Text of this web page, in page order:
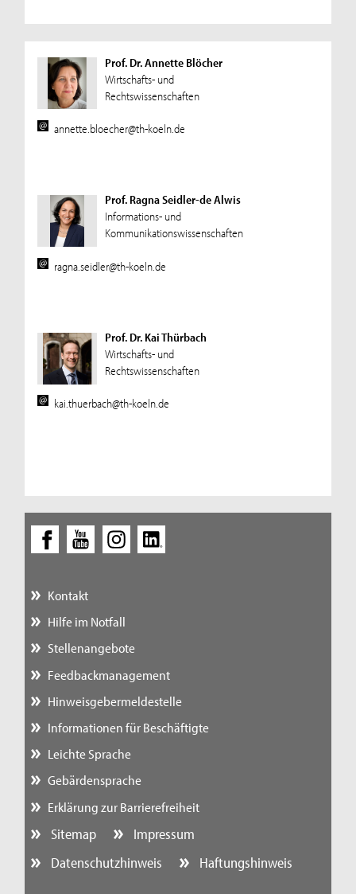
Prof. Dr. Annette Blöcher
Wirtschafts- und
Rechtswissenschaften
annette.bloecher@th-koeln.de
Prof. Ragna Seidler-de Alwis
Informations- und
Kommunikationswissenschaften
ragna.seidler@th-koeln.de
Prof. Dr. Kai Thürbach
Wirtschafts- und
Rechtswissenschaften
kai.thuerbach@th-koeln.de
Kontakt
Hilfe im Notfall
Stellenangebote
Feedbackmanagement
Hinweisgebermeldestelle
Informationen für Beschäftigte
Leichte Sprache
Gebärdensprache
Erklärung zur Barrierefreiheit
Sitemap
Impressum
Datenschutzhinweis
Haftungshinweis